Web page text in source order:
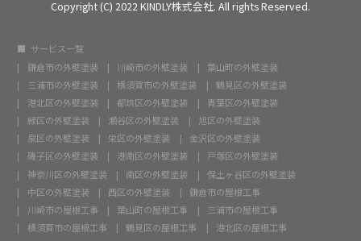
Copyright (C) 2022 KINDLY株式会社. All rights Reserved.
サービス一覧
鎌倉市の外壁塗装
川崎市の外壁塗装
葉山町の外壁塗装
三浦市の外壁塗装
横須賀市の外壁塗装
鶴見区の外壁塗装
港北区の外壁塗装
都筑区の外壁塗装
青葉区の外壁塗装
緑区の外壁塗装
瀬谷区の外壁塗装
旭区の外壁塗装
泉区の外壁塗装
栄区の外壁塗装
金沢区の外壁塗装
磯子区の外壁塗装
港南区の外壁塗装
戸塚区の外壁塗装
神奈川区の外壁塗装
南区の外壁塗装
保土ヶ谷区の外壁塗装
中区の外壁塗装
西区の外壁塗装
鎌倉市の屋根工事
川崎市の屋根工事
葉山町の屋根工事
三浦市の屋根工事
横須賀市の屋根工事
鶴見区の屋根工事
港北区の屋根工事